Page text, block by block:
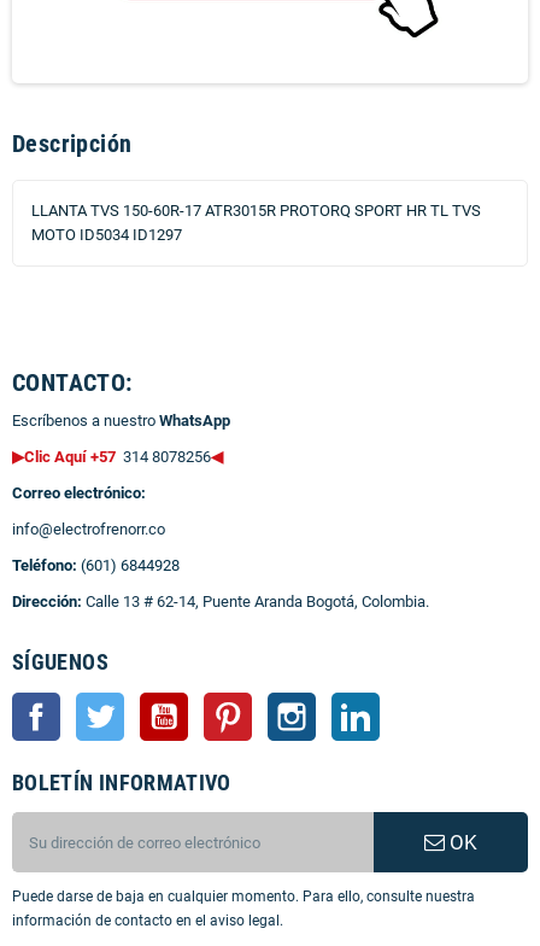
Descripción
LLANTA TVS 150-60R-17 ATR3015R PROTORQ SPORT HR TL TVS
MOTO ID5034 ID1297
CONTACTO:
Escríbenos a nuestro WhatsApp
▶Clic Aquí +57 314 8078256◀
Correo electrónico:
info@electrofrenorr.co
Teléfono: (601) 6844928
Dirección: Calle 13 # 62-14, Puente Aranda Bogotá, Colombia.
SÍGUENOS
Facebook Twitter YouTube Pinterest Instagram
BOLETÍN INFORMATIVO
OK
Puede darse de baja en cualquier momento. Para ello, consulte nuestra
información de contacto en el aviso legal.